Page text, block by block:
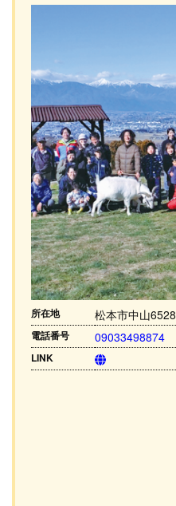
所在地 松本市中山6528
電話番号 09033498874
LINK